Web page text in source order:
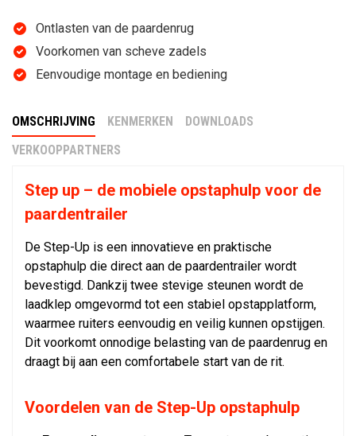
Ontlasten van de paardenrug
Voorkomen van scheve zadels
Eenvoudige montage en bediening
OMSCHRIJVING KENMERKEN
DOWNLOADS
VERKOOPPARTNERS
Step up – de mobiele opstaphulp voor de
paardentrailer
De Step-Up is een innovatieve en praktische
opstaphulp die direct aan de paardentrailer wordt
bevestigd. Dankzij twee stevige steunen wordt de
laadklep omgevormd tot een stabiel opstapplatform,
waarmee ruiters eenvoudig en veilig kunnen opstijgen.
Dit voorkomt onnodige belasting van de paardenrug en
draagt bij aan een comfortabele start van de rit.
Voordelen van de Step-Up opstaphulp